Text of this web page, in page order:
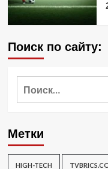
Поиск по сайту:
Метки
HIGH-TECH